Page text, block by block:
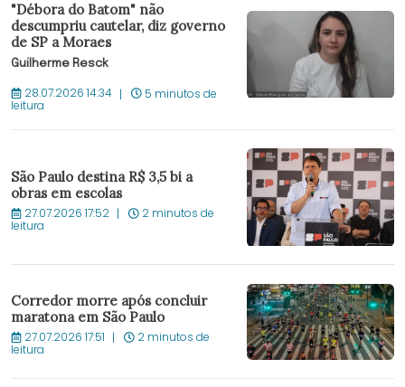
"Débora do Batom" não
descumpriu cautelar, diz governo
de SP a Moraes
Guilherme Resck
28.07.2026 14:34 5 minutos de
leitura
São Paulo destina R$ 3,5 bi a
obras em escolas
27.07.2026 17:52 2 minutos de
leitura
Corredor morre após concluir
maratona em São Paulo
27.07.2026 17:51 2 minutos de
leitura